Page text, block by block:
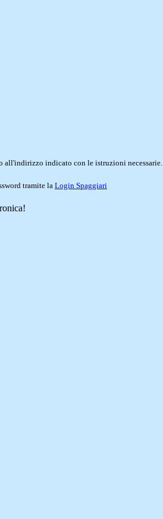
all'indirizzo indicato con le istruzioni necessarie.
tramite la Login Spaggiari